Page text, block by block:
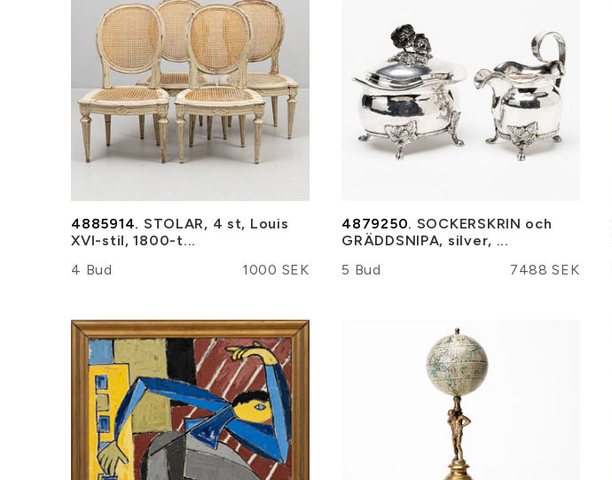
4885914. STOLAR, 4 st, Louis
XVI-stil, 1800-t...
4 Bud
1000 SEK
4879250. SOCKERSKRIN och
GRÄDDSNIPA, silver, ...
5 Bud
7488 SEK